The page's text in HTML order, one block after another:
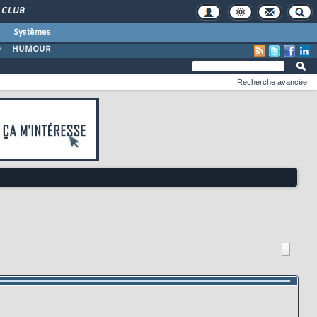
CLUB
Systèmes
HUMOUR
Recherche avancée